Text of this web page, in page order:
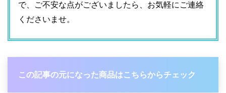
で、ご不安な点がございましたら、お気軽にご連絡
くださいませ。
この記事の元になった商品はこちらからチェック